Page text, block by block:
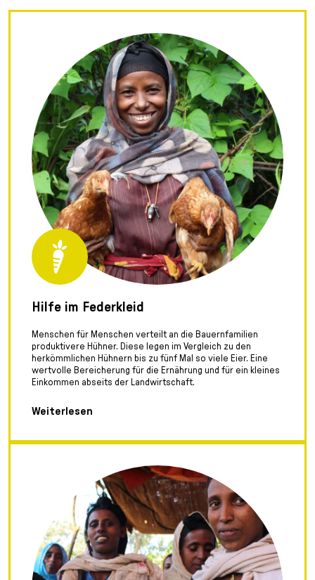
Hilfe im Federkleid
Menschen für Menschen verteilt an die Bauernfamilien
produktivere Hühner. Diese legen im Vergleich zu den
herkömmlichen Hühnern bis zu fünf Mal so viele Eier. Eine
wertvolle Bereicherung für die Ernährung und für ein kleines
Einkommen abseits der Landwirtschaft.
Weiterlesen